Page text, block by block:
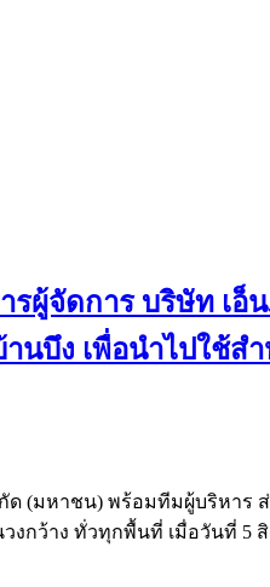
ผู้จัดการ บริษัท เอ็
บึง เพื่อนำไปใช้ส
(มหาชน) พร้อมทีมผู้บริหาร
งกว้าง ทั่วทุกพื้นที่ เมื่อวันที่ 5